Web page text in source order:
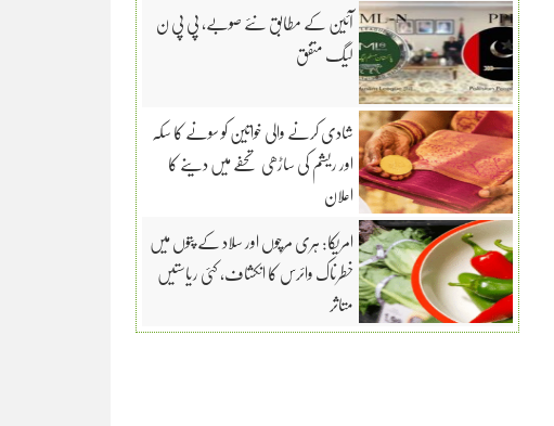
آئین کے مطابق نئے صوبے، پی پی ن
لیگ متفق
شادی کرنے والی خواتین کو سونے کا سکہ
اور ریشم کی ساڑھی تحفے میں دینے کا
اعلان
امریکا: ہری مرچوں اور سلاد کے پتوں میں
خطرناک وائرس کا انکشاف، کئی ریاستیں
متاثر